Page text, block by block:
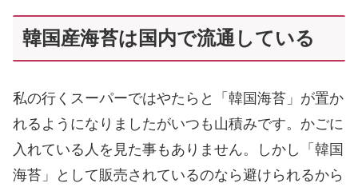
韓国産海苔は国内で流通している
私の行くスーパーではやたらと「韓国海苔」が置か
れるようになりましたがいつも山積みです。かごに
入れている人を見た事もありません。しかし「韓国
海苔」として販売されているのなら避けられるから